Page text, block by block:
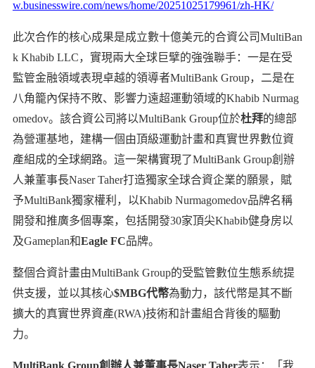
w.businesswire.com/news/home/20251025179961/zh-HK/
此次合作的核心成果是成立數十億美元的合資公司MultiBan
k Khabib LLC，實現兩大全球巨擘的強強聯手：一是在受
監管金融領域表現卓越的領導者MultiBank Group，二是在
八角籠內保持不敗、影響力遠超運動領域的Khabib Nurmag
omedov。該合資公司將以MultiBank Group位於杜拜的總部
為營運基地，建構一個由頂級運動計畫和真實世界數位資
產組成的全球網路。這一架構實現了MultiBank Group創辦
人兼董事長Naser Taher打造獨家全球合資企業的願景，賦
予MultiBank獨家權利，以Khabib Nurmagomedov品牌名稱
開發和推廣多個專案，包括開發30家頂尖Khabib健身房以
及Gameplan和Eagle FC品牌。
整個合資計畫由MultiBank Group的受監管數位生態系統提
供支援，並以其核心$MBG代幣為動力，該代幣是其不斷
擴大的真實世界資產(RWA)技術和計畫組合背後的驅動
力。
MultiBank Group創辦人兼董事長Naser Taher表示：「我